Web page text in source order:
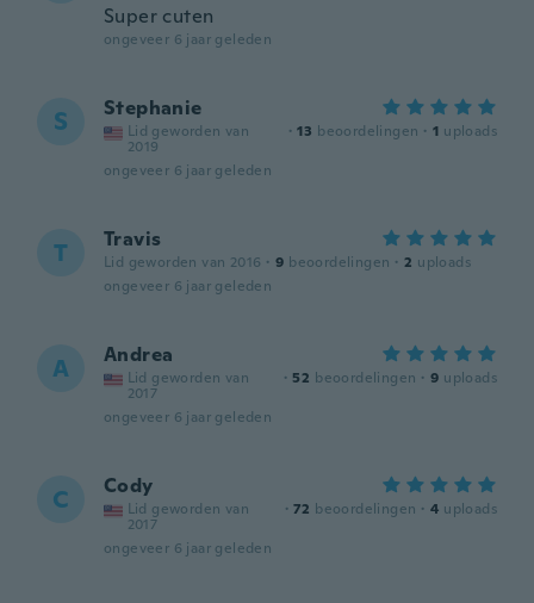
Super cuten
ongeveer 6 jaar geleden
S Stephanie
Lid geworden van
2019
· 13 beoordelingen · 1 uploads
ongeveer 6 jaar geleden
T Travis
Lid geworden van 2016 · 9 beoordelingen · 2 uploads
ongeveer 6 jaar geleden
A Andrea
Lid geworden van
2017
· 52 beoordelingen · 9 uploads
ongeveer 6 jaar geleden
C Cody
Lid geworden van
2017
· 72 beoordelingen · 4 uploads
ongeveer 6 jaar geleden